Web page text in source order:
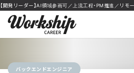
【開発リーダー】AI領域参画可／上流工程・PM推進／リ
バックエンドエンジニア